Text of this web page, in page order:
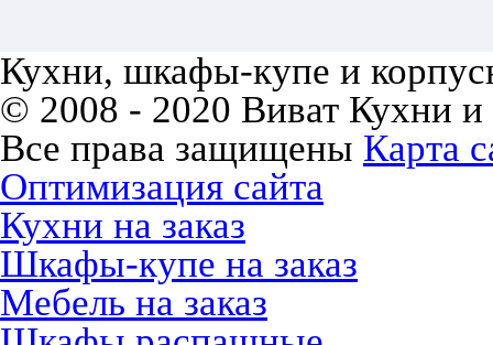
Кухни, шкафы-купе и
© 2008 - 2020 Виват Кухни
Все права защищены Карта
Оптимизация сайта
Кухни на заказ
Шкафы-купе на заказ
Мебель на заказ